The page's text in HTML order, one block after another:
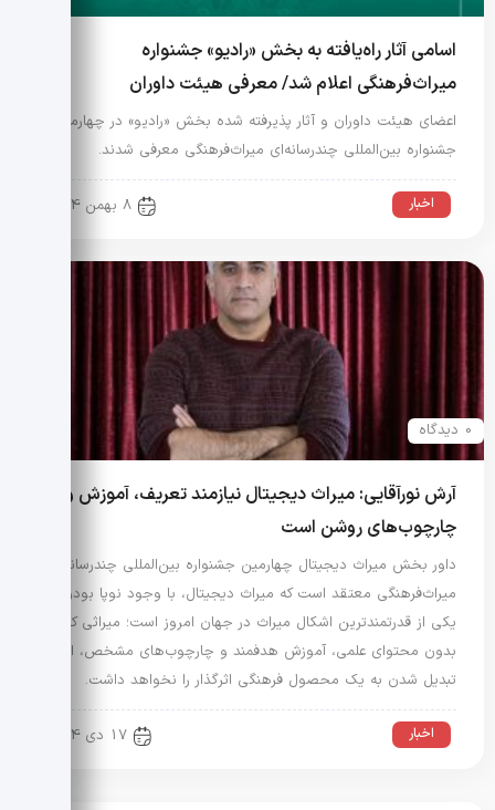
اسامی آثار راه‌یافته به بخش «رادیو» جشنواره
میراث‌فرهنگی اعلام شد/ معرفی هیئت داوران
اعضای هیئت داوران و آثار پذیرفته شده بخش «رادیو» در چهارمین
جشنواره بین‌المللی چندرسانه‌ای میراث‌فرهنگی معرفی شدند.
اخبار 8 بهمن 1404
0 دیدگاه
آرش نورآقایی: میراث دیجیتال نیازمند تعریف، آموزش و
چارچوب‌های روشن است
داور بخش میراث دیجیتال چهارمین جشنواره بین‌المللی چندرسانه‌ای
میراث‌فرهنگی معتقد است که میراث دیجیتال، با وجود نوپا بودن،
یکی از قدرتمندترین اشکال میراث در جهان امروز است؛ میراثی که
بدون محتوای علمی، آموزش هدفمند و چارچوب‌های مشخص، امکان
تبدیل شدن به یک محصول فرهنگی اثرگذار را نخواهد داشت.
اخبار 17 دی 1404